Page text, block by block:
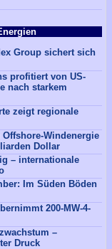
Group sichert sich
profitiert von US-
nach starkem
zeigt regionale
Windenergie
Dollar
– internationale
Im Süden Böden
200-MW-4-
–
Druck